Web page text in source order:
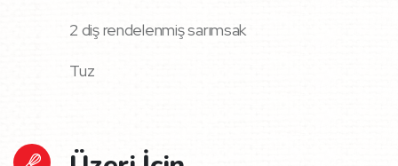
2 diş rendelenmiş sarımsak
Tuz